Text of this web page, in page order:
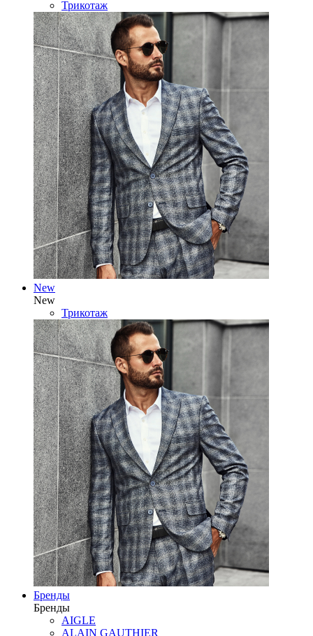
Трикотаж
New
New
Трикотаж
Бренды
Бренды
AIGLE
ALAIN GAUTHIER